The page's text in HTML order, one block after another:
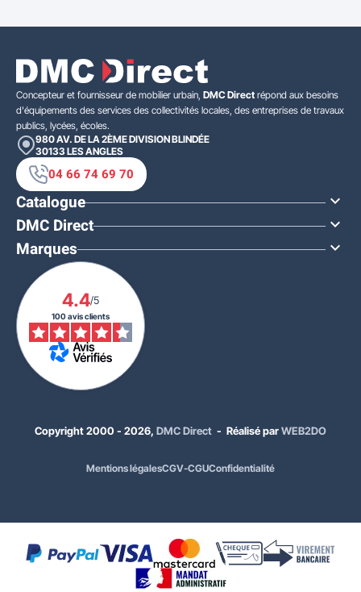
651,00 €HT
781,20 €
Coloris acier :Rouge - 3000
Concepteur et fournisseur de mobilier urbain, DMC Direct répond aux besoins
d'équipements des services des collectivités locales, des entreprises de travaux
publics, lycées, écoles.
980 AV. DE LA 2ÈME DIVISION BLINDÉE
30133 LES ANGLES
04 66 74 69 70
Catalogue 
DMC Direct 
Marques 
4.4/5
100 avis clients
Copyright 2000 - 2026, DMC Direct - Réalisé parWEB2DO
Mentions légalesCGV-CGUConfidentialité